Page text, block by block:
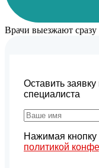
Врачи выезжают сразу
Оставить
специалиста
Нажимая кнопку
политикой